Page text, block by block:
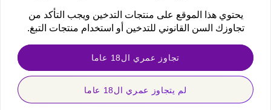
نشرة OOKA الإخبارية
احصل على أحدث العروض والصفقات الحصرية وإعلانات المنتجات الجديدة!
newsletter
يحتوي هذا الموقع على منتجات التدخين ويجب التأكد من
تجاوزك السن القانوني للتدخين أو استخدام منتجات التبغ.
تجاوز عمري ال18 عاما
لم يتجاوز عمري ال18 عاما